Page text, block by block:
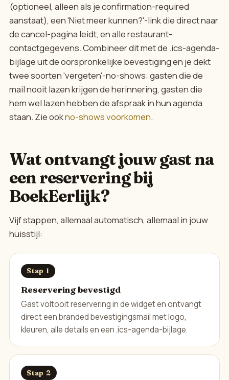
(optioneel, alleen als je confirmation-required
aanstaat), een 'Niet meer kunnen?'-link die direct naar
de cancel-pagina leidt, en alle restaurant-
contactgegevens. Combineer dit met de .ics-agenda-
bijlage uit de oorspronkelijke bevestiging en je dekt
twee soorten 'vergeten'-no-shows: gasten die de
mail nooit lazen krijgen de herinnering, gasten die
hem wel lazen hebben de afspraak in hun agenda
staan. Zie ookno-shows voorkomen.
Wat ontvangt jouw gast na
een reservering bij
BoekEerlijk?
Vijf stappen, allemaal automatisch, allemaal in jouw
huisstijl:
Stap 1
Reservering bevestigd
Gast voltooit reservering in de widget en ontvangt
direct een branded bevestigingsmail met logo,
kleuren, alle details en een .ics-agenda-bijlage.
Stap 2